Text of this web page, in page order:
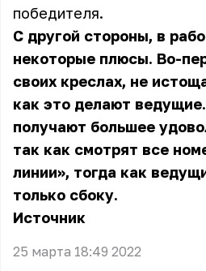
победителя.
С другой стороны, в
некоторые плюсы. Во-
своих креслах, не
как это делают
получают большее
так как смотрят все
линии», тогда как
только сбоку.
Источник
25 марта 18:49 2022